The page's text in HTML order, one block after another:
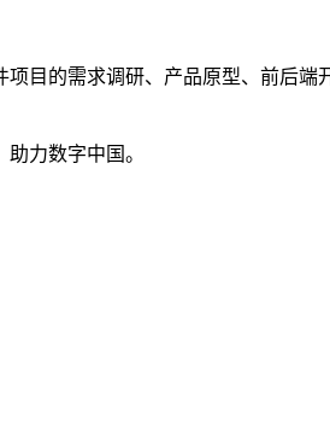
目的需求调研、产品原型、前后端
力数字中国。